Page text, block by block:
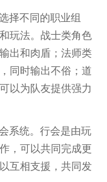
择不同的职业组
玩法。战士类角色
出和肉盾；法师类
同时输出不俗；道
以为队友提供强力
系统。行会是由玩
，可以共同完成更
互相支援，共同发